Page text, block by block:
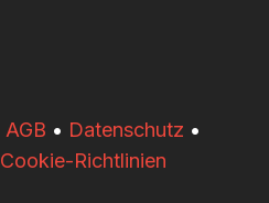
AGB • Datenschutz •
Cookie-Richtlinien